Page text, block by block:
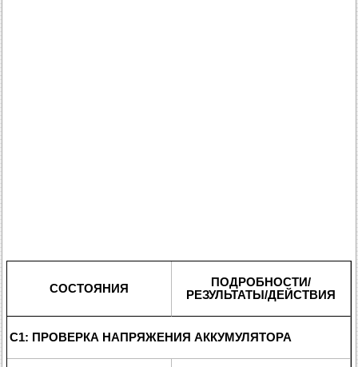
СОСТОЯНИЯ
ПОДРОБНОСТИ/
РЕЗУЛЬТАТЫ/ДЕЙСТВИЯ
C1: ПРОВЕРКА НАПРЯЖЕНИЯ АККУМУЛЯТОРА